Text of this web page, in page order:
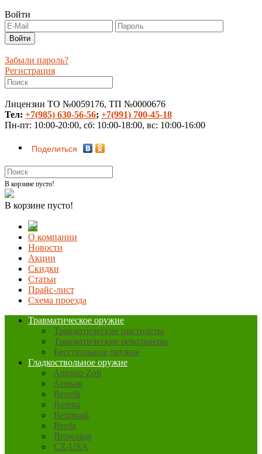
Войти
Забыли пароль?
Регистрация
Лицензии ТО №0059176, ТП №0000676
Тел: +7(985) 630-56-56; +7(991) 700-45-18
Пн-пт: 10:00-20:00, сб: 10:00-18:00, вс: 10:00-16:00
Поделиться
В корзине пусто!
В корзине пусто!
О компании
Новости
Акции
Скидки
Статьи
Прайс-лист
Схема проезда
Травматическое оружие
Травматические пистолеты
Травматические револьверы
Бесствольное оружие
Гладкоствольное оружие
Antonio Zoli
Armsan
Benelli
Beretta
Bettinsoli
Breda
Browning
CZ-USA